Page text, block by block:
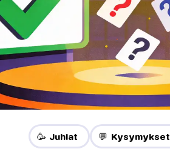
🥳 Juhlat 💬 Kysymykset